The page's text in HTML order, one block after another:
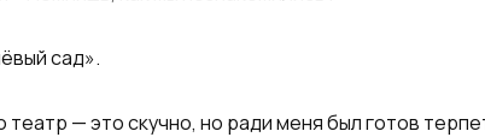
сад».
театр — это скучно, но ради меня был готов